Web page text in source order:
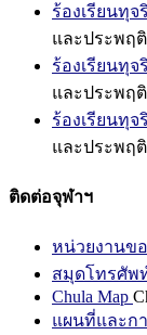
ร้องเรียนทุ
และประพฤ
ร้องเรียนทุ
และประพฤ
ร้องเรียนทุ
และประพฤ
ติดต่อจุฬาฯ
หน่วยงานข
สมุดโทรศัพ
Chula Map
แผนที่และก